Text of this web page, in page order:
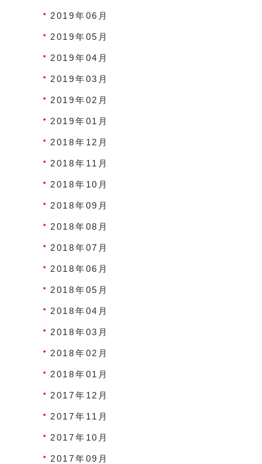
2019年06月
2019年05月
2019年04月
2019年03月
2019年02月
2019年01月
2018年12月
2018年11月
2018年10月
2018年09月
2018年08月
2018年07月
2018年06月
2018年05月
2018年04月
2018年03月
2018年02月
2018年01月
2017年12月
2017年11月
2017年10月
2017年09月